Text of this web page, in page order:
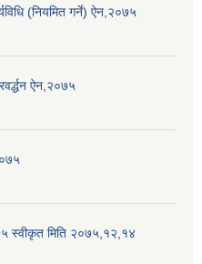
(नियमित गर्ने) ऐन,२०७५
ऐन,२०७५
स्वीकृत मिति २०७५,१२,१४